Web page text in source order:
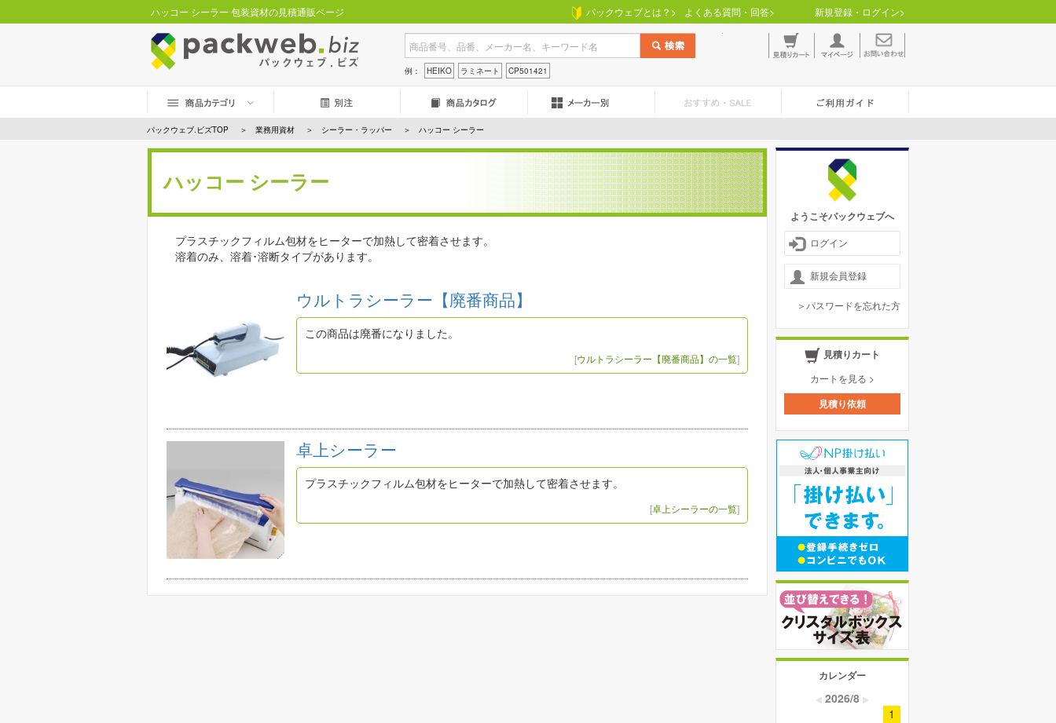
ハッコー シーラー 包装資材の見積通販ページ パックウェブとは？> よくある質問・回答> 新規登録・ログイン>
例： HEIKO ラミネート CP501421
パックウェブ.ビズTOP 業務用資材 シーラー・ラッパー ハッコー シーラー
ようこそパックウェブへ
ログイン
新規会員登録
＞パスワードを忘れた方
見積りカート
カートを見る >
見積り依頼
カレンダー
2026/8
1
ハッコー シーラー
プラスチックフィルム包材をヒーターで加熱して密着させます。
溶着のみ、溶着･溶断タイプがあります。
ウルトラシーラー【廃番商品】
この商品は廃番になりました。
[ウルトラシーラー【廃番商品】の一覧]
卓上シーラー
プラスチックフィルム包材をヒーターで加熱して密着させます。
[卓上シーラーの一覧]